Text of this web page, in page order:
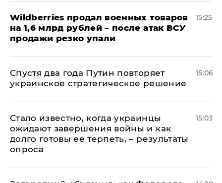
​Wildberries продал военных товаров
на 1,6 млрд рублей – после атак ВСУ
продажи резко упали
15:25
Спустя два года Путин повторяет
украинское стратегическое решение
15:06
Стало известно, когда украинцы
ожидают завершения войны и как
долго готовы ее терпеть, – результаты
опроса
15:03